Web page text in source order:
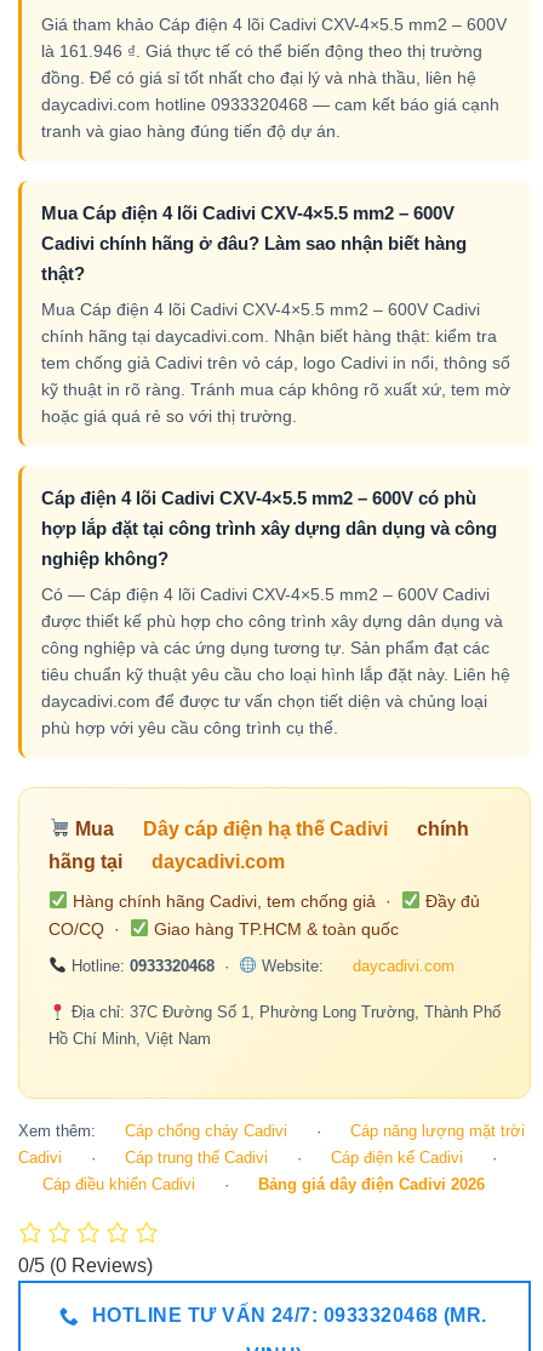
Giá tham khảo Cáp điện 4 lõi Cadivi CXV-4×5.5 mm2 – 600V
là 161.946 ₫. Giá thực tế có thể biến động theo thị trường
đồng. Để có giá sỉ tốt nhất cho đại lý và nhà thầu, liên hệ
daycadivi.com hotline 0933320468 — cam kết báo giá cạnh
tranh và giao hàng đúng tiến độ dự án.
Mua Cáp điện 4 lõi Cadivi CXV-4×5.5 mm2 – 600V
Cadivi chính hãng ở đâu? Làm sao nhận biết hàng
thật?
Mua Cáp điện 4 lõi Cadivi CXV-4×5.5 mm2 – 600V Cadivi
chính hãng tại daycadivi.com. Nhận biết hàng thật: kiểm tra
tem chống giả Cadivi trên vỏ cáp, logo Cadivi in nổi, thông số
kỹ thuật in rõ ràng. Tránh mua cáp không rõ xuất xứ, tem mờ
hoặc giá quá rẻ so với thị trường.
Cáp điện 4 lõi Cadivi CXV-4×5.5 mm2 – 600V có phù
hợp lắp đặt tại công trình xây dựng dân dụng và công
nghiệp không?
Có — Cáp điện 4 lõi Cadivi CXV-4×5.5 mm2 – 600V Cadivi
được thiết kế phù hợp cho công trình xây dựng dân dụng và
công nghiệp và các ứng dụng tương tự. Sản phẩm đạt các
tiêu chuẩn kỹ thuật yêu cầu cho loại hình lắp đặt này. Liên hệ
daycadivi.com để được tư vấn chọn tiết diện và chủng loại
phù hợp với yêu cầu công trình cụ thể.
Mua Dây cáp điện hạ thế Cadivi
chính
hãng tại
daycadivi.com
Hàng chính hãng Cadivi, tem chống giả ·
Đầy đủ
CO/CQ ·
Giao hàng TP.HCM & toàn quốc
Hotline: 0933320468· Website: daycadivi.com
Địa chỉ: 37C Đường Số 1, Phường Long Trường, Thành Phố
Hồ Chí Minh, Việt Nam
Xem thêm: Cáp chống cháy Cadivi ·
Cáp năng lượng mặt trời
Cadivi
· Cáp trung thế Cadivi · Cáp điện kế Cadivi
·
Cáp điều khiển Cadivi
· Bảng giá dây điện Cadivi 2026
0/5 (0 Reviews)
HOTLINE TƯ VẤN 24/7: 0933320468 (MR.